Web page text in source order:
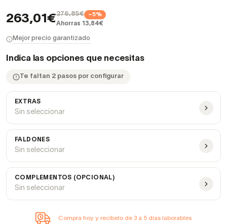
263,01€276,85€ −5%
Ahorras 13,84€
Mejor precio garantizado
Indica las opciones que necesitas
Te faltan 2 pasos por configurar
EXTRAS
Sin seleccionar
FALDONES
Sin seleccionar
COMPLEMENTOS (OPCIONAL)
Sin seleccionar
Compra hoy y recíbelo de 3 a 5 días laborables